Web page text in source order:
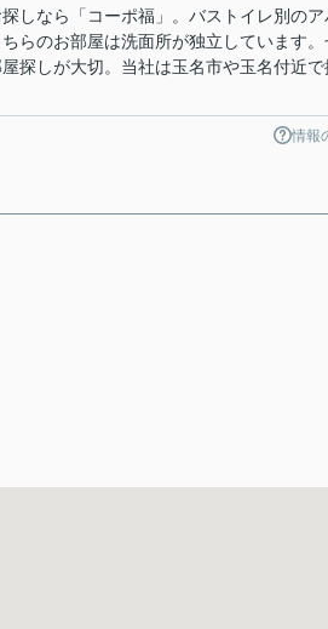
しなら「コーポ福」。バストイレ別のア
らのお部屋は洗面所が独立しています。
探しが大切。当社は玉名市や玉名付近で
情報